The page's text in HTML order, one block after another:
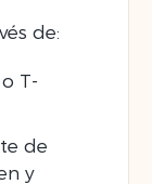
de:
T-
de
y